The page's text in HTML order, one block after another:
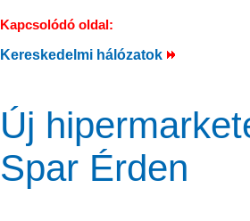
Kapcsolódó oldal:
Kereskedelmi hálózatok
Új
Spar Érden